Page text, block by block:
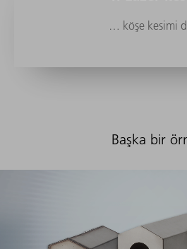
… köşe kesimi
Başka bir